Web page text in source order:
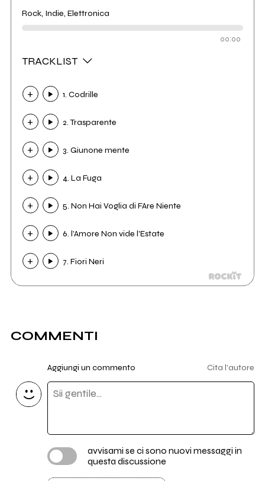
Rock, Indie, Elettronica
00:00
TRACKLIST
1. Codrille
2. Trasparente
3. Giunone mente
4. La Fuga
5. Non Hai Voglia di FAre Niente
6. l'Amore Non vide l'Estate
7. Fiori Neri
COMMENTI
Aggiungi un commento Cita l'autore
avvisami se ci sono nuovi messaggi in
questa discussione